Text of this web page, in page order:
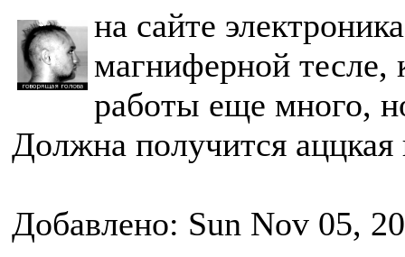
на сайте
магниферной тесле,
работы еще много,
Должна получится аццкая
Добавлено: Sun Nov 05,